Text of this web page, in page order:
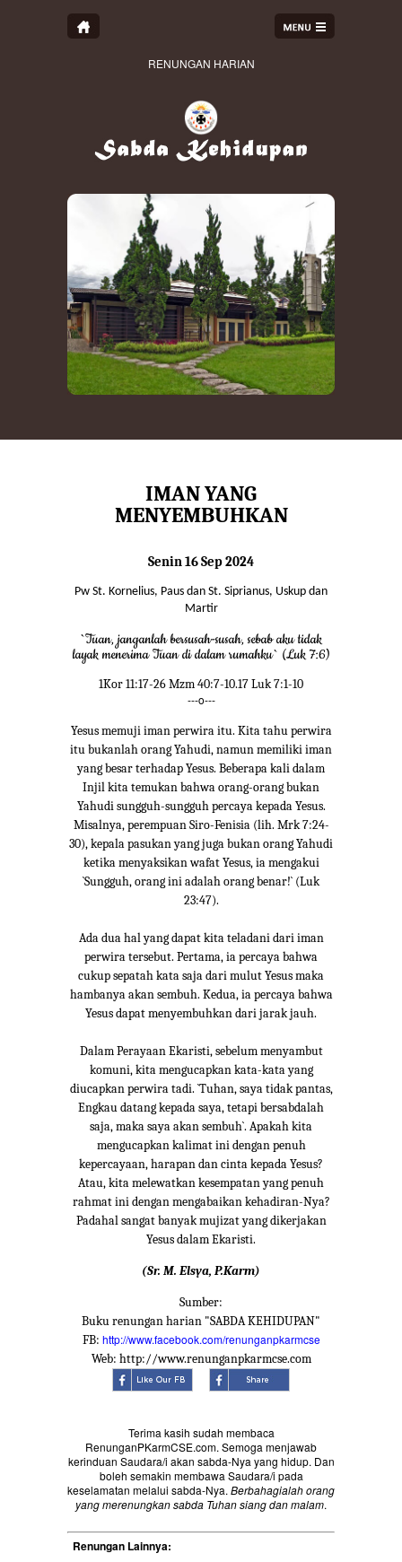
RENUNGAN HARIAN
IMAN YANG
MENYEMBUHKAN
Senin 16 Sep 2024
Pw St. Kornelius, Paus dan St. Siprianus, Uskup dan
Martir
`Tuan, janganlah bersusah-susah, sebab aku tidak
layak menerima Tuan di dalam rumahku` (Luk 7:6)
1Kor 11:17-26 Mzm 40:7-10.17 Luk 7:1-10
---o---
Yesus memuji iman perwira itu. Kita tahu perwira
itu bukanlah orang Yahudi, namun memiliki iman
yang besar terhadap Yesus. Beberapa kali dalam
Injil kita temukan bahwa orang-orang bukan
Yahudi sungguh-sungguh percaya kepada Yesus.
Misalnya, perempuan Siro-Fenisia (lih. Mrk 7:24-
30), kepala pasukan yang juga bukan orang Yahudi
ketika menyaksikan wafat Yesus, ia mengakui
`Sungguh, orang ini adalah orang benar!` (Luk
23:47).
Ada dua hal yang dapat kita teladani dari iman
perwira tersebut. Pertama, ia percaya bahwa
cukup sepatah kata saja dari mulut Yesus maka
hambanya akan sembuh. Kedua, ia percaya bahwa
Yesus dapat menyembuhkan dari jarak jauh.
Dalam Perayaan Ekaristi, sebelum menyambut
komuni, kita mengucapkan kata-kata yang
diucapkan perwira tadi. `Tuhan, saya tidak pantas,
Engkau datang kepada saya, tetapi bersabdalah
saja, maka saya akan sembuh`. Apakah kita
mengucapkan kalimat ini dengan penuh
kepercayaan, harapan dan cinta kepada Yesus?
Atau, kita melewatkan kesempatan yang penuh
rahmat ini dengan mengabaikan kehadiran-Nya?
Padahal sangat banyak mujizat yang dikerjakan
Yesus dalam Ekaristi.
(Sr. M. Elsya, P.Karm)
Sumber:
Buku renungan harian "SABDA KEHIDUPAN"
FB: http://www.facebook.com/renunganpkarmcse
Web: http://www.renunganpkarmcse.com
Terima kasih sudah membaca
RenunganPKarmCSE.com. Semoga menjawab
kerinduan Saudara/i akan sabda-Nya yang hidup. Dan
boleh semakin membawa Saudara/i pada
keselamatan melalui sabda-Nya. Berbahagialah orang
yang merenungkan sabda Tuhan siang dan malam.
Renungan Lainnya: